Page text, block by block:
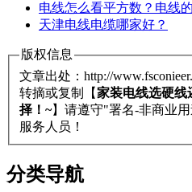
电线怎么看平方数？电线
天津电线电缆哪家好？
版权信息
文章出处：http://
转摘或复制【家装电线选硬线
择！~】请遵守"署名-非商业
服务人员！
分类导航